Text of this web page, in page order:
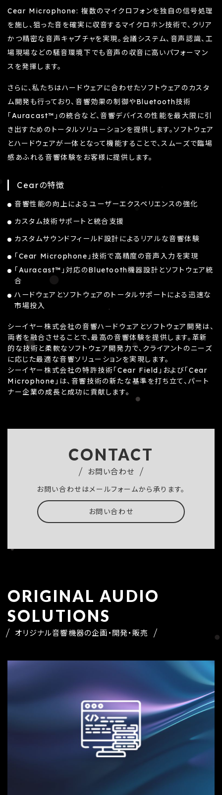
Cear Microphone: 複数のマイクロフォンを独自の信号処理
を施し、狙った音を確実に収音するマイクロホン技術で、クリア
かつ精密な音声キャプチャを実現。会議システム、音声認識、工
場現場などの騒音環境下でも音声の収音に高いパフォーマン
スを発揮します。
さらに、私たちはハードウェアに合わせたソフトウェアのカスタ
ム開発も行っており、音響効果の制御やBluetooth技術
「Auracast™」の統合など、音響デバイスの性能を最大限に引
き出すためのトータルソリューションを提供します。ソフトウェア
とハードウェアが一体となって機能することで、スムーズで臨場
感あふれる音響体験をお客様に提供します。
Cearの特徴
音響性能の向上によるユーザーエクスペリエンスの強化
カスタム技術サポートと統合支援
カスタムサウンドフィールド設計によるリアルな音響体験
「Cear Microphone」技術で高精度の音声入力を実現
「Auracast™」対応のBluetooth機器設計とソフトウェア統
合
ハードウェアとソフトウェアのトータルサポートによる迅速な
市場投入
シーイヤー株式会社の音響ハードウェアとソフトウェア開発は、
両者を融合させることで、最高の音響体験を提供します。革新
的な技術と柔軟なソフトウェア開発力で、クライアントのニーズ
に応じた最適な音響ソリューションを実現します。
シーイヤー株式会社の特許技術「Cear Field」および「Cear
Microphone」は、音響技術の新たな基準を打ち立て、パート
ナー企業の成長と成功に貢献します。
CONTACT
お問い合わせ
お問い合わせはメールフォームから承ります。
お問い合わせ
ORIGINAL AUDIO
SOLUTIONS
オリジナル音響機器の企画・開発・販売